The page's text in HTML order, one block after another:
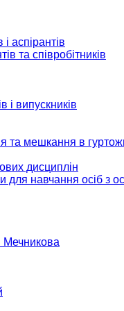
аспірантів
та співробітників
і випускників
та мешкання в
дисциплін
для навчання осіб з
Мечникова